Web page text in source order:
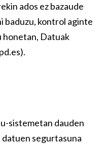
ados ez bazaude
baduzu, kontrol aginte
honetan, Datuak
sistemetan dauden
segurtasuna